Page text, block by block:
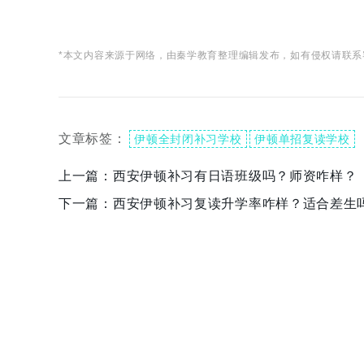
*本文内容来源于网络，由秦学教育整理编辑发布，如有侵权请联系
文章标签： 伊顿全封闭补习学校 伊顿单招复读学校
上一篇： 西安伊顿补习有日语班级吗？师资咋样？
下一篇： 西安伊顿补习复读升学率咋样？适合差生